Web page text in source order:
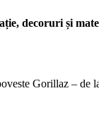
decoruri și
Gorillaz – de